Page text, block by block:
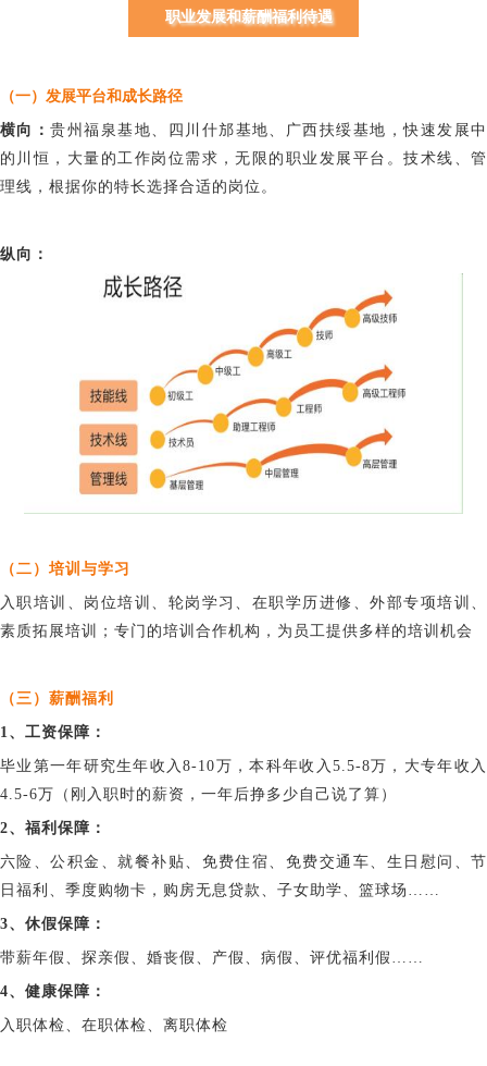
职业发展和薪酬福利待遇
（一）发展平台和成长路径
横向：贵州福泉基地、四川什邡基地、广西扶绥基地，快速发展中
的川恒，大量的工作岗位需求，无限的职业发展平台。技术线、管
理线，根据你的特长选择合适的岗位。
纵向：
（二）培训与学习
入职培训、岗位培训、轮岗学习、在职学历进修、外部专项培训、
素质拓展培训；专门的培训合作机构，为员工提供多样的培训机会
（三）薪酬福利
1、 工资保障：
毕业第一年研究生年收入8-10万，本科年收入5.5-8万， 大专年收入
4.5-6万（刚入职时的薪资，一年后挣多少自己说了算）
2、福利保障：
六险、公积金、就餐补贴、免费住宿、免费交通车、生日慰问、节
日福利、季度购物卡，购房无息贷款、子女助学、篮球场……
3、休假保障：
带薪年假、探亲假、婚丧假、产假、病假、评优福利假……
4、健康保障：
入职体检、在职体检、离职体检